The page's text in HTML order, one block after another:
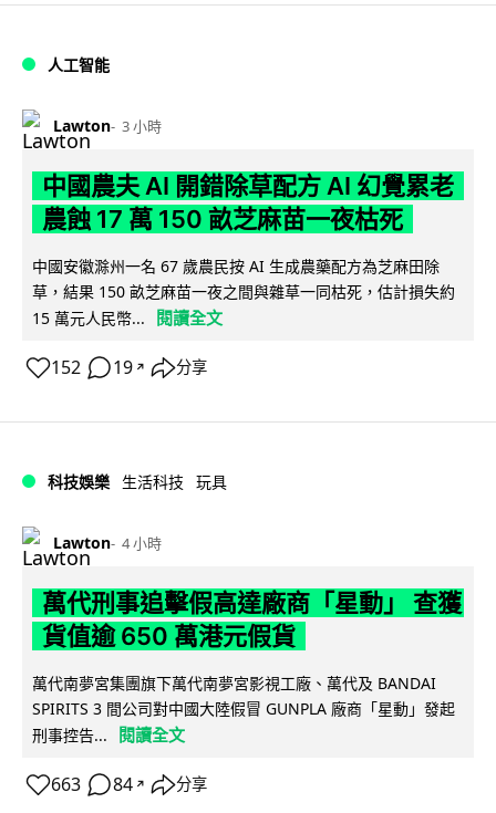
人工智能
Lawton 3 小時
中國農夫 AI 開錯除草配方 AI 幻覺累老
農蝕 17 萬 150 畝芝麻苗一夜枯死
中國安徽滁州一名 67 歲農民按 AI 生成農藥配方為芝麻田除
草，結果 150 畝芝麻苗一夜之間與雜草一同枯死，估計損失約
15 萬元人民幣...
閱讀全文
152 19 ↗ 分享
科技娛樂 生活科技 玩具
Lawton 4 小時
萬代刑事追擊假高達廠商「星動」 查獲
貨值逾 650 萬港元假貨
萬代南夢宮集團旗下萬代南夢宮影視工廠、萬代及 BANDAI
SPIRITS 3 間公司對中國大陸假冒 GUNPLA 廠商「星動」發起
刑事控告...
閱讀全文
663 84 ↗ 分享